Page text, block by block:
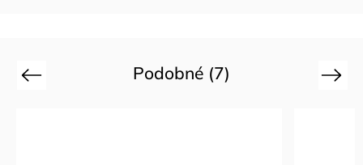
Podobné (7)
Previous Next